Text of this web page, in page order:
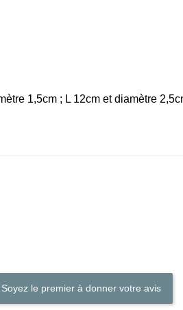
1,5cm ; L 12cm et diamètre
Soyez le premier à donner votre avis